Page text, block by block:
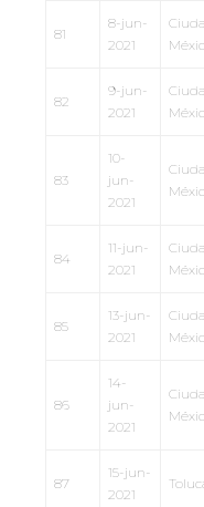
81
8-jun-
2021
82
9-jun-
2021
83
10-
jun-
2021
84
11-jun-
2021
85
13-jun-
2021
86
14-
jun-
2021
87
15-jun-
2021